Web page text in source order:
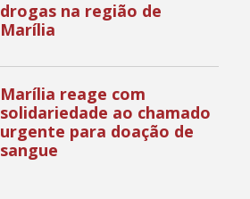
drogas na região de
Marília
Marília reage com
solidariedade ao chamado
urgente para doação de
sangue